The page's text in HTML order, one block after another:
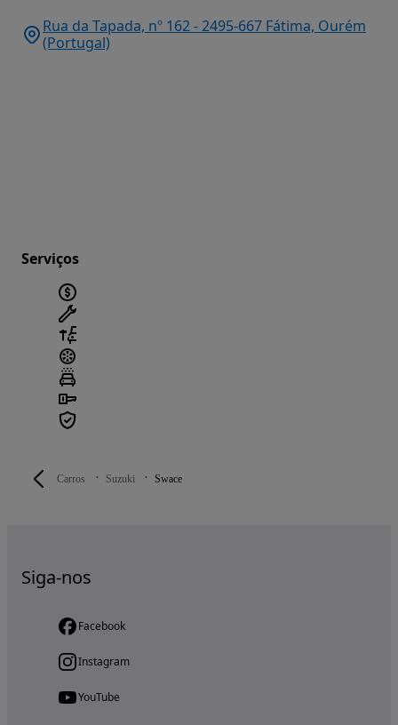
Carros Suzuki Swace
Rua da Tapada, nº 162 - 2495-667 Fátima, Ourém
(Portugal)
Serviços
Siga-nos
Facebook
Instagram
YouTube